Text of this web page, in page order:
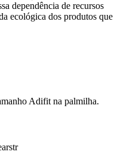
dependência de recursos
ecológica dos produtos que
Adifit na palmilha.